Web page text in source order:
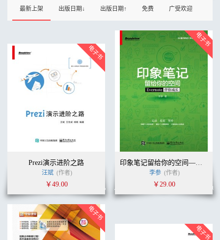
最新上架 出版日期↓ 出版日期↑ 免费 广受欢迎
Prezi演示进阶之路
汪斌 (作者)
￥49.00
印象笔记留给你的空间——Evernote伴你成长（双色）
李参 (作者)
￥29.00